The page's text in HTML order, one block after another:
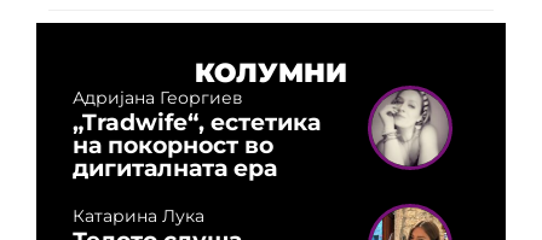
КОЛУМНИ
Адријана Георгиев
„Tradwife“, естетика
на покорност во
дигиталната ера
Катарина Лука